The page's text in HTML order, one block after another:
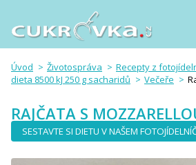
Úvod Životospráva
Recepty z
dieta 8500 kJ 250 g sacharidů
Večeře
RAJČATA S
SESTAVTE SI DIETU V NAŠEM